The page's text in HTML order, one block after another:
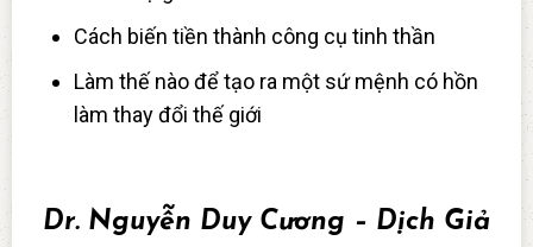
Cách biến tiền thành công cụ tinh thần
Làm thế nào để tạo ra một sứ mệnh có hồn
làm thay đổi thế giới
Dr. Nguyễn Duy Cương – Dịch Giả